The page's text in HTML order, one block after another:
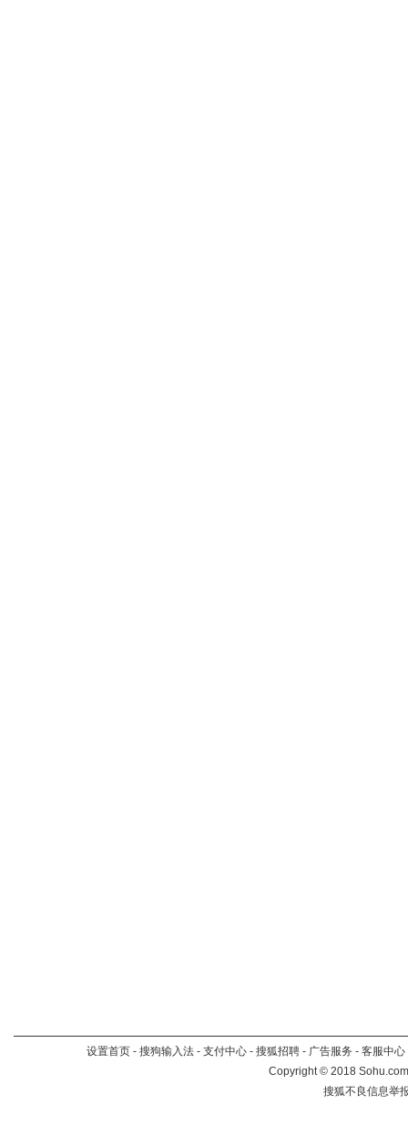
设置首页 - 搜狗输入法 - 支付中心 - 搜狐招聘 - 广告服务 - 客服中心
Copyright©2018
搜狐不良信息举